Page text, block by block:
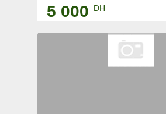
5 000 DH